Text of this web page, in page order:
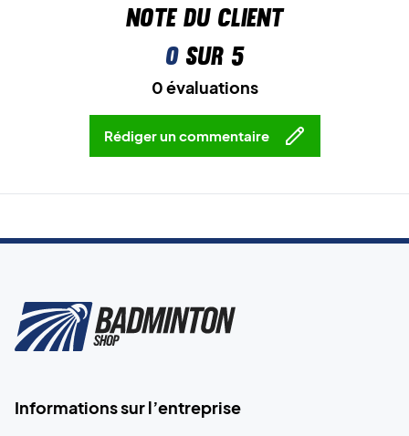
Note du client
0sur 5
0 évaluations
Rédiger un commentaire
Informations sur l’entreprise